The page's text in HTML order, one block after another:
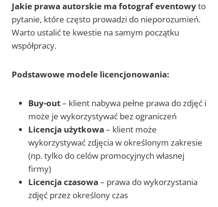
Jakie prawa autorskie ma fotograf eventowyto
pytanie, które często prowadzi do nieporozumień.
Warto ustalić te kwestie na samym początku
współpracy.
Podstawowe modele licencjonowania:
Buy-out– klient nabywa pełne prawa do zdjęć i
może je wykorzystywać bez ograniczeń
Licencja użytkowa – klient może
wykorzystywać zdjęcia w określonym zakresie
(np. tylko do celów promocyjnych własnej
firmy)
Licencja czasowa – prawa do wykorzystania
zdjęć przez określony czas